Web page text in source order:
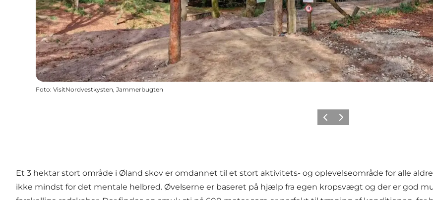
Foto: VisitNordvestkysten, Jammerbugten
Föregående
Nästa
Et 3 hektar stort område i Øland skov er omdannet til et stort aktivitets- og oplevelseområde for alle
ikke mindst for det mentale helbred. Øvelserne er baseret på hjælp fra egen kropsvægt og der er god